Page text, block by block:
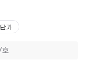
가